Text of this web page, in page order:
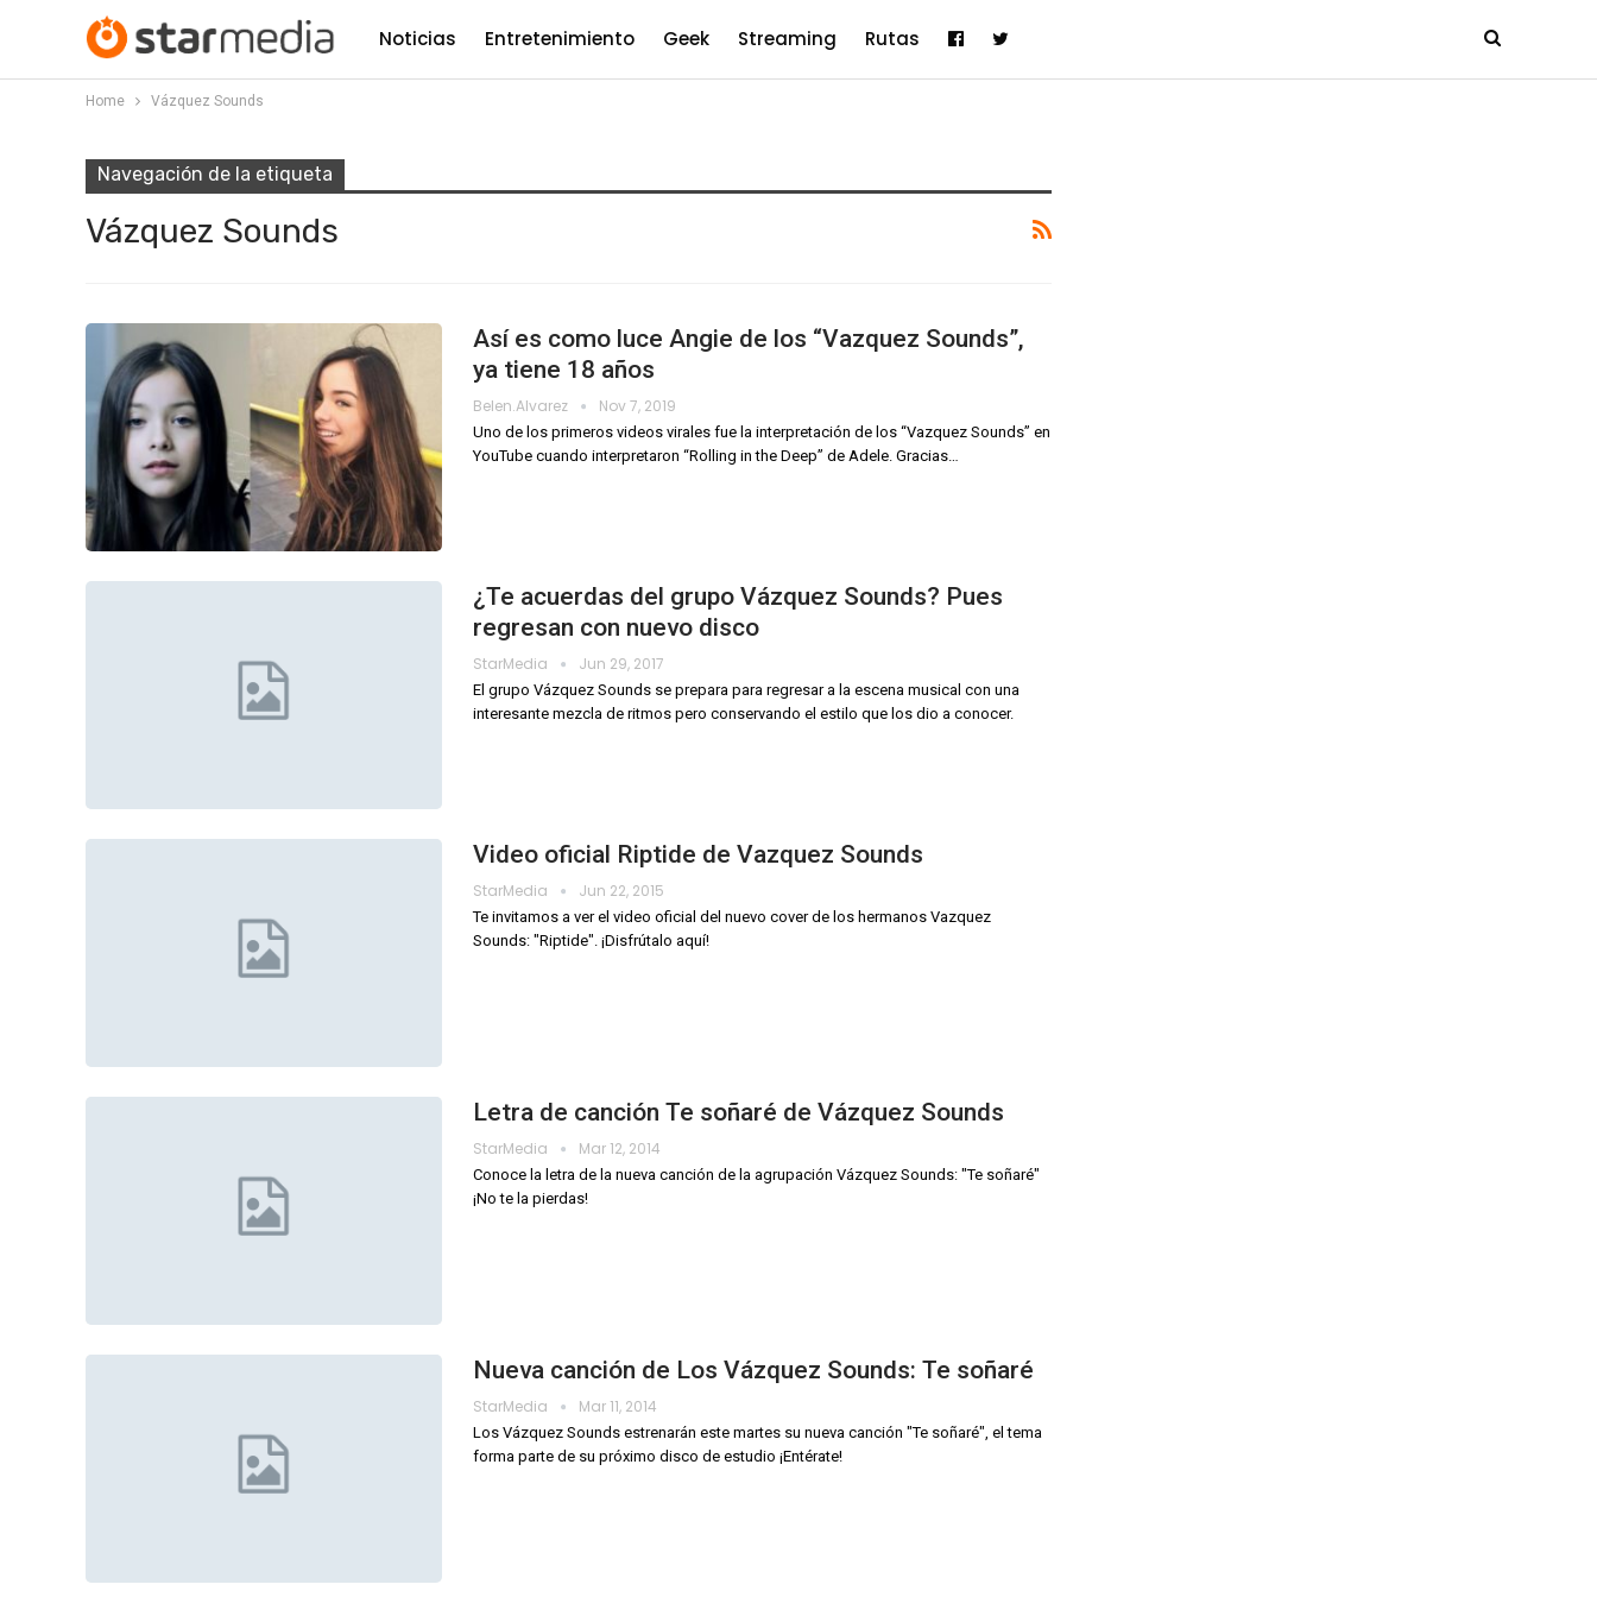
Noticias Entretenimiento Geek Streaming Rutas
Home Vázquez Sounds
Navegación de la etiqueta
Vázquez Sounds
Así es como luce Angie de los “Vazquez Sounds”,
ya tiene 18 años
Belen.alvarez Nov 7, 2019
Uno de los primeros videos virales fue la interpretación de los “Vazquez Sounds” en
YouTube cuando interpretaron “Rolling in the Deep” de Adele. Gracias…
¿Te acuerdas del grupo Vázquez Sounds? Pues
regresan con nuevo disco
StarMedia Jun 29, 2017
El grupo Vázquez Sounds se prepara para regresar a la escena musical con una
interesante mezcla de ritmos pero conservando el estilo que los dio a conocer.
Video oficial Riptide de Vazquez Sounds
StarMedia Jun 22, 2015
Te invitamos a ver el video oficial del nuevo cover de los hermanos Vazquez
Sounds: "Riptide". ¡Disfrútalo aquí!
Letra de canción Te soñaré de Vázquez Sounds
StarMedia Mar 12, 2014
Conoce la letra de la nueva canción de la agrupación Vázquez Sounds: "Te soñaré"
¡No te la pierdas!
Nueva canción de Los Vázquez Sounds: Te soñaré
StarMedia Mar 11, 2014
Los Vázquez Sounds estrenarán este martes su nueva canción "Te soñaré", el tema
forma parte de su próximo disco de estudio ¡Entérate!